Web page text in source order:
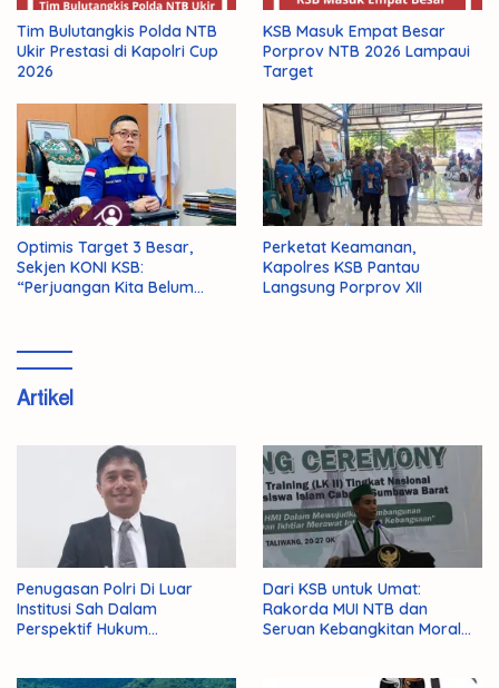
Tim Bulutangkis Polda NTB
Ukir Prestasi di Kapolri Cup
2026
KSB Masuk Empat Besar
Porprov NTB 2026 Lampaui
Target
Optimis Target 3 Besar,
Sekjen KONI KSB:
“Perjuangan Kita Belum
Perketat Keamanan,
Kapolres KSB Pantau
Langsung Porprov XII
Artikel
Penugasan Polri Di Luar
Institusi Sah Dalam
Perspektif Hukum
Dari KSB untuk Umat:
Rakorda MUI NTB dan
Seruan Kebangkitan Moral